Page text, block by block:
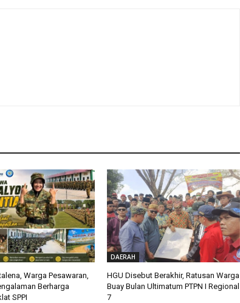
Warga Pesawaran,
Berharga
SPPI
DAERAH
HGU Disebut Berakhir, Ratusan Warga
Buay Bulan Ultimatum PTPN I Regional
7